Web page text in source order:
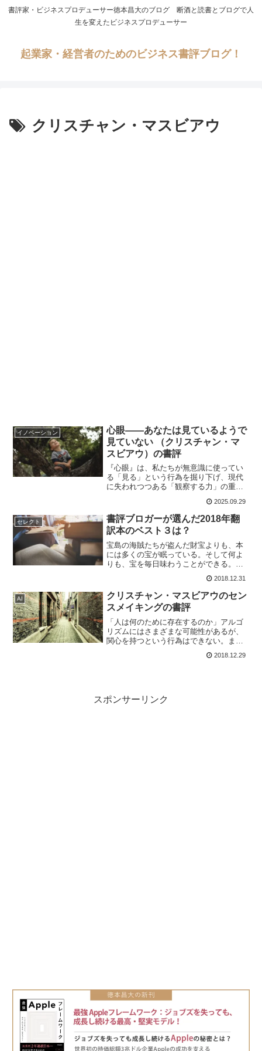
書評家・ビジネスプロデューサー徳本昌大のブログ 断酒と読書とブログで人
生を変えたビジネスプロデューサー
起業家・経営者のためのビジネス書評ブログ！
クリスチャン・マスビアウ
イノベーション
心眼――あなたは見ているようで
見ていない （クリスチャン・マ
スビアウ）の書評
『心眼』は、私たちが無意識に使ってい
る「見る」という行為を掘り下げ、現代
に失われつつある「観察する力」の重要
うフィルターを通じて一部しか見ず、早
急な判断が誤解や失敗を招きます。本書
は哲学・人類学・芸術など多角的視点か
ら観察を探求し、現実をそのまま捉える
姿勢を示します。結論を急がず、先入観
を脇に置き、全体像を見極める力こそが
複雑な世界を理解する鍵であると教えて
2025.09.29
セレクト
書評ブロガーが選んだ2018年翻
訳本のベスト３は？
宝島の海賊たちが盗んだ財宝よりも、本
には多くの宝が眠っている。そして何よ
りも、宝を毎日味わうことができる。
Snowing今年の翻訳本ベスト３は？今年
も無事平穏に12月31日を迎えることがで
きま...
2018.12.31
AI
クリスチャン・マスビアウのセン
スメイキングの書評
「人は何のために存在するのか」アルゴ
リズムにはさまざまな可能性があるが、
関心を持つという行為はできない。まさ
は存在するのだ。（クリスチャン・マス
2018.12.29
スポンサーリンク